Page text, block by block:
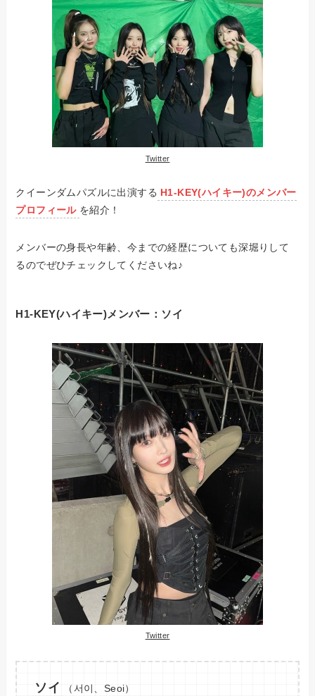
Twitter
クイーンダムパズルに出演する H1-KEY(ハイキー)のメンバー
プロフィール を紹介！
メンバーの身長や年齢、今までの経歴についても深堀りして
るのでぜひチェックしてくださいね♪
H1-KEY(ハイキー)メンバー： ソイ
Twitter
ソイ
（서이、Seoi）